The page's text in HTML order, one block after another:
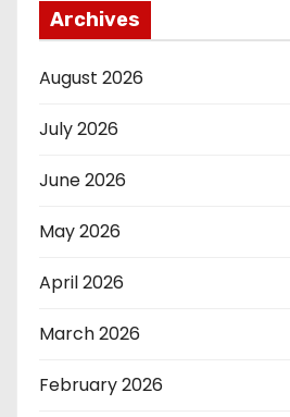
Archives
August 2026
July 2026
June 2026
May 2026
April 2026
March 2026
February 2026